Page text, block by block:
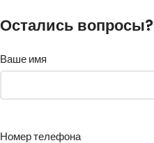
Остались вопросы?
Ваше имя
Номер телефона